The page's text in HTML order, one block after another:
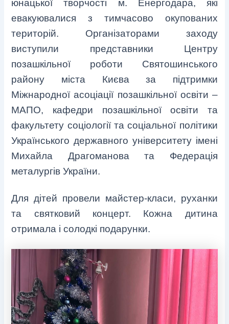
юнацької творчості м. Енергодара, які
евакуювалися з тимчасово окупованих
територій. Організаторами заходу
виступили представники Центру
позашкільної роботи Святошинського
району міста Києва за підтримки
Міжнародної асоціації позашкільної освіти –
МАПО, кафедри позашкільної освіти та
факультету соціології та соціальної політики
Українського державного університету імені
Михайла Драгоманова та Федерація
металургів України.
Для дітей провели майстер-класи, руханки
та святковий концерт. Кожна дитина
отримала і солодкі подарунки.